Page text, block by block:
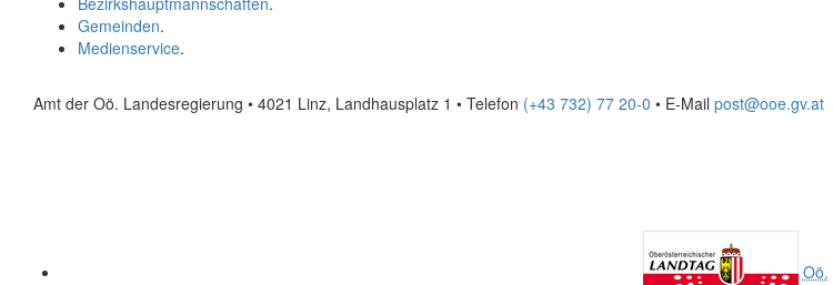
Gemeinden.
Medienservice.
Amt der Oö. Landesregierung • 4021 Linz, Landhausplatz 1 • Telefon (+43 732) 77 20-0 • E-Mail post@ooe.gv.at
Oö.